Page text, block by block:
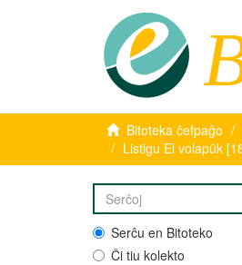
Bitoteka ĉefpaĝo
Listigu El volapük
Serĉu en Bitoteko
Ĉi tiu kolekto